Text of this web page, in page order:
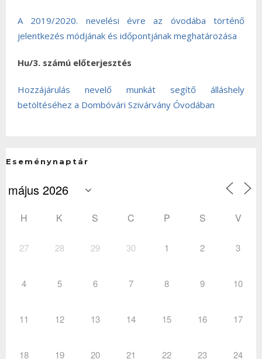
A 2019/2020. nevelési évre az óvodába történő
jelentkezés módjának és időpontjának meghatározása
Hu/3. számú előterjesztés
Hozzájárulás nevelő munkát segítő álláshely
betöltéséhez a Dombóvári Szivárvány Óvodában
Eseménynaptár
H K S C P S V
27 28 29 30 1 2 3
4 5 6 7 8 9 10
11 12 13 14 15 16 17
18 19 20 21 22 23 24